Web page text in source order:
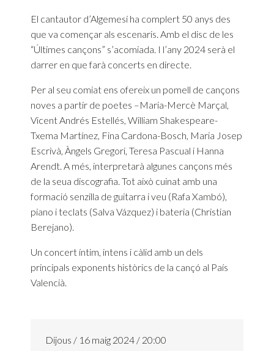
El cantautor d’Algemesí ha complert 50 anys des
que va començar als escenaris. Amb el disc de les
“Últimes cançons” s’acomiada. I l’any 2024 serà el
darrer en que farà concerts en directe.
Per al seu comiat ens ofereix un pomell de cançons
noves a partir de poetes –Maria-Mercè Marçal,
Vicent Andrés Estellés, William Shakespeare-
Txema Martínez, Fina Cardona-Bosch, Maria Josep
Escrivà, Àngels Gregori, Teresa Pascual i Hanna
Arendt. A més, interpretarà algunes cançons més
de la seua discografia. Tot això cuinat amb una
formació senzilla de guitarra i veu (Rafa Xambó),
piano i teclats (Salva Vázquez) i bateria (Christian
Berejano).
Un concert íntim, intens i càlid amb un dels
principals exponents històrics de la cançó al País
Valencià.
Dijous / 16 maig 2024 / 20:00